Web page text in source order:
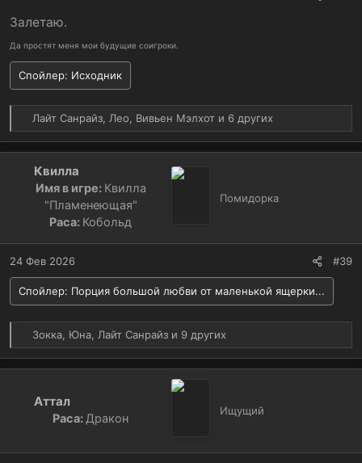
Залетаю.
Да простят меня мои будущие соигроки.
Спойлер: Исходник
Р
е
к
ц
и
Лайт Санрайз, Лео, Вивьен Мэлхот и 6 других
Квилла
Имя в игре: Квилла
"Пламенеющая"
Раса: Кобольд
Помидорка
24 Фев 2026 #39
Спойлер: Порция большой любви от маленькой ящерки...
Р
е
ц
Зокка Юна Лайт Санрайз и 9 других
Аттал
Раса:Дракон
Ищущий